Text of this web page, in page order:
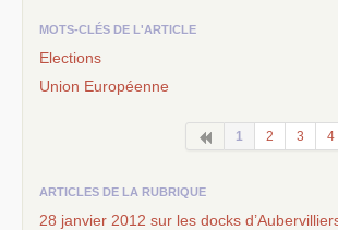
MOTS-CLÉS DE L'ARTICLE
Elections
Union Européenne
1 2 3 4
ARTICLES DE LA RUBRIQUE
28 janvier 2012 sur les docks